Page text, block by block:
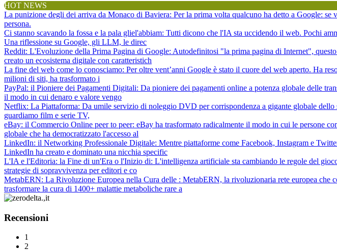
HOT NEWS
La punizione degli dei arriva da Monaco di Baviera: Per la prima volta qualcuno ha detto a Google:
persona.
Ci stanno scavando la fossa e la pala gliel'abbiam: Tutti dicono che l'IA sta uccidendo il web. Pochi
Una riflessione su Google, gli LLM, le direc
Reddit: L'Evoluzione della Prima Pagina di Google: Autodefinitosi "la prima pagina di Internet",
creato un ecosistema digitale con caratteristich
La fine del web come lo conosciamo: Per oltre vent’anni Google è stato il cuore del web aperto. Ha
milioni di siti, ha trasformato i
PayPal: il Pioniere dei Pagamenti Digitali: Da pioniere dei pagamenti online a potenza globale delle
il modo in cui denaro e valore vengo
Netflix: La Piattaforma: Da umile servizio di noleggio DVD per corrispondenza a gigante globale
guardiamo film e serie TV,
eBay: il Commercio Online peer to peer: eBay ha trasformato radicalmente il modo in cui le persone
globale che ha democratizzato l'accesso al
LinkedIn: il Networking Professionale Digitale: Mentre piattaforme come Facebook, Instagram e
LinkedIn ha creato e dominato una nicchia specific
L'IA e l'Editoria: la Fine di un'Era o l'Inizio di: L'intelligenza artificiale sta cambiando le regole del
strategie di sopravvivenza per editori e co
MetabERN: La Rivoluzione Europea nella Cura delle : MetabERN, la rivoluzionaria rete europea che
trasformare la cura di 1400+ malattie metaboliche rare a
Recensioni
1
2